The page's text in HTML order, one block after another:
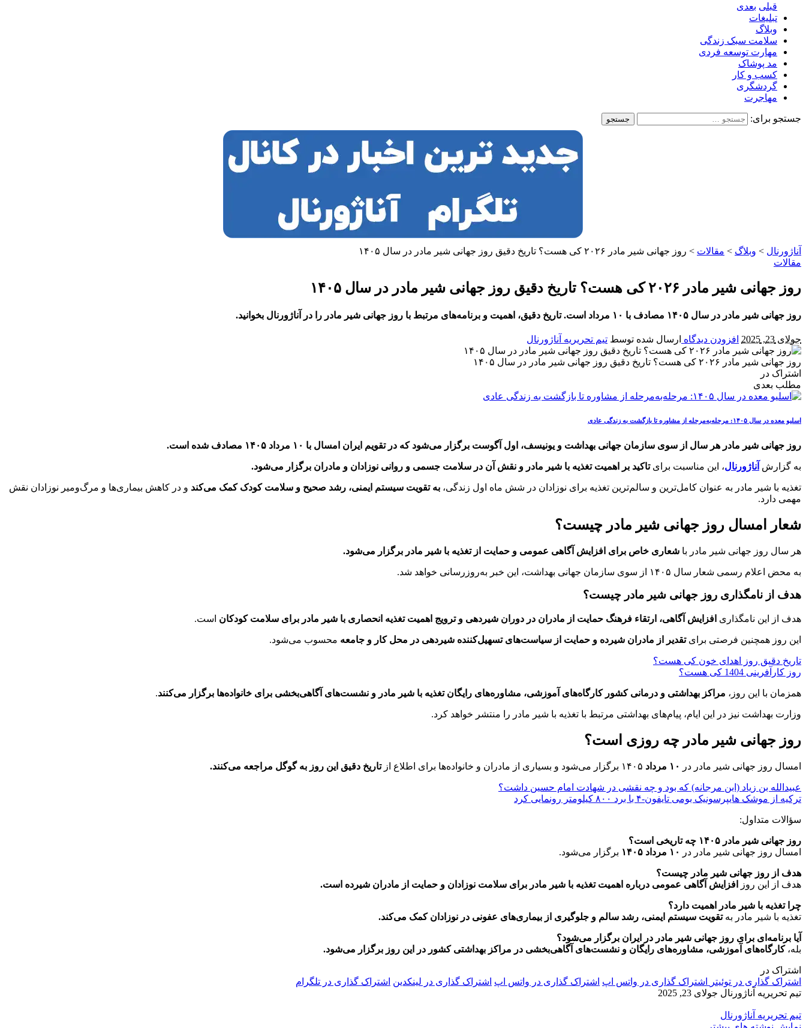
قبلی بعدی
تبلیغات
وبلاگ
سلامت سبک زندگی
مهارت توسعه فردی
مد پوشاک
کسب و کار
گردشگری
مهاجرت
جستجو برای:
آناژورنال > وبلاگ > مقالات > روز جهانی شیر مادر ۲۰۲۶ کی هست؟ تاریخ دقیق روز جهانی شیر مادر در سال ۱۴۰۵
مقالات
روز جهانی شیر مادر ۲۰۲۶ کی هست؟ تاریخ دقیق روز جهانی شیر مادر در سال ۱۴۰۵
روز جهانی شیر مادر در سال ۱۴۰۵ مصادف با ۱۰ مرداد است. تاریخ دقیق، اهمیت و برنامه‌های مرتبط با روز جهانی شیر مادر را در آناژورنال بخوانید.
جولای 23, 2025 افزودن دیدگاه ارسال شده توسط تیم تحریریه آناژورنال
روز جهانی شیر مادر ۲۰۲۶ کی هست؟ تاریخ دقیق روز جهانی شیر مادر در سال ۱۴۰۵
اشتراک در
مطلب بعدی
اسلیو معده در سال ۱۴۰۵: مرحله‌به‌مرحله از مشاوره تا بازگشت به زندگی عادی
روز جهانی شیر مادر هر سال از سوی سازمان جهانی بهداشت و یونیسف، اول آگوست برگزار می‌شود که در تقویم ایران امسال با ۱۰ مرداد ۱۴۰۵ مصادف شده است.
به گزارش آناژورنال، این مناسبت برایتاکید بر اهمیت تغذیه با شیر مادر و نقش آن در سلامت جسمی و روانی نوزادان و مادران برگزار می‌شود.
تغذیه با شیر مادر به عنوان کامل‌ترین و سالم‌ترین تغذیه برای نوزادان در شش ماه اول زندگی، به تقویت سیستم ایمنی، رشد صحیح و سلامت کودک کمک می‌کند و در کاهش بیماری‌ها و مرگ‌ومیر نوزادان نقش
مهمی دارد.
شعار امسال روز جهانی شیر مادر چیست؟
هر سال روز جهانی شیر مادر با شعاری خاص برای افزایش آگاهی عمومی و حمایت از تغذیه با شیر مادر برگزار می‌شود.
به محض اعلام رسمی شعار سال ۱۴۰۵ از سوی سازمان جهانی بهداشت، این خبر به‌روزرسانی خواهد شد.
هدف از نامگذاری روز جهانی شیر مادر چیست؟
هدف از این نامگذاری افزایش آگاهی، ارتقاء فرهنگ حمایت از مادران در دوران شیردهی و ترویج اهمیت تغذیه انحصاری با شیر مادر برای سلامت کودکان است.
این روز همچنین فرصتی برایتقدیر از مادران شیرده و حمایت از سیاست‌های تسهیل‌کننده شیردهی در محل کار و جامعه محسوب می‌شود.
تاریخ دقیق روز اهدای خون کی هست؟
روز کارآفرینی 1404 کی هست؟
همزمان با این روز، مراکز بهداشتی و درمانی کشور کارگاه‌های آموزشی، مشاوره‌های رایگان تغذیه با شیر مادر و نشست‌های آگاهی‌بخشی برای خانواده‌ها برگزار می‌کنند.
وزارت بهداشت نیز در این ایام، پیام‌های بهداشتی مرتبط با تغذیه با شیر مادر را منتشر خواهد کرد.
روز جهانی شیر مادر چه روزی است؟
امسال روز جهانی شیر مادر در ۱۴۰۵ برگزار می‌شود و بسیاری از مادران و خانواده‌ها برای اطلاع از تاریخ دقیق این روز به گوگل مراجعه می‌کنند.
عبیدالله بن زیاد (ابن مرجانه) که بود و چه نقشی در شهادت امام حسین داشت؟
ترکیه از موشک هایپرسونیک بومی تایفون-۴ با برد ۸۰۰ کیلومتر رونمایی کرد
سؤالات متداول:
روز جهانی شیر مادر ۱۴۰۵ چه تاریخی است؟
امسال روز جهانی شیر مادر در
برگزار می‌شود.
هدف از روز جهانی شیر مادر چیست؟
هدف از این روز
افزایش آگاهی عمومی درباره اهمیت تغذیه با شیر مادر برای سلامت نوزادان و حمایت از مادران شیرده است.
چرا تغذیه با شیر مادر اهمیت دارد؟
تغذیه با شیر مادر بهتقویت سیستم ایمنی، رشد سالم و جلوگیری از بیماری‌های عفونی در نوزادان کمک می‌کند.
آیا برنامه‌ای برای روز جهانی شیر مادر در ایران برگزار می‌شود؟
بله،کارگاه‌های آموزشی، مشاوره‌های رایگان و نشست‌های آگاهی‌بخشی در مراکز بهداشتی کشور در این روز برگزار می‌شود.
اشتراک در
اشتراک گذاری در توئیتر
اشتراک گذاری در واتس اپ اشتراک گذاری در واتس اپ اشتراک گذاری در لینکدین اشتراک گذاری در تلگرام
تیم تحریریه آناژورنال جولای 23, 2025
تیم تحریریه آناژورنال